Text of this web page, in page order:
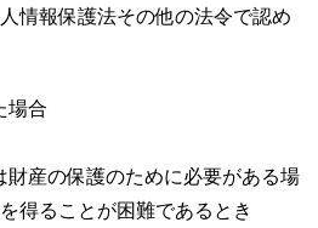
情報保護法その他の法令で認め
場合
産の保護のために必要がある場
得ることが困難であるとき